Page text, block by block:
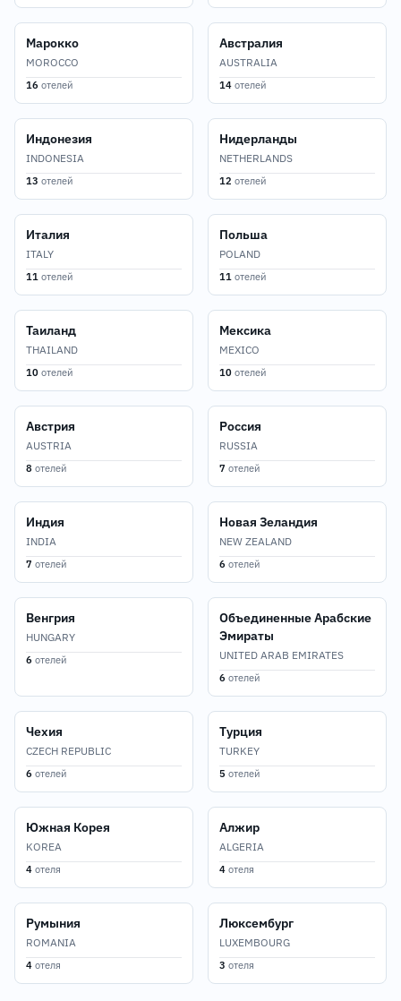
Марокко
MOROCCO
16 отелей
Австралия
AUSTRALIA
14 отелей
Индонезия
INDONESIA
13 отелей
Нидерланды
NETHERLANDS
12 отелей
Италия
ITALY
11 отелей
Польша
POLAND
11 отелей
Таиланд
THAILAND
10 отелей
Мексика
MEXICO
10 отелей
Австрия
AUSTRIA
8 отелей
Россия
RUSSIA
7 отелей
Индия
INDIA
7 отелей
Новая Зеландия
NEW ZEALAND
6 отелей
Венгрия
HUNGARY
6 отелей
Объединенные Арабские
Эмираты
UNITED ARAB EMIRATES
6 отелей
Чехия
CZECH REPUBLIC
6 отелей
Турция
TURKEY
5 отелей
Южная Корея
KOREA
4 отеля
Алжир
ALGERIA
4 отеля
Румыния
ROMANIA
4 отеля
Люксембург
LUXEMBOURG
3 отеля